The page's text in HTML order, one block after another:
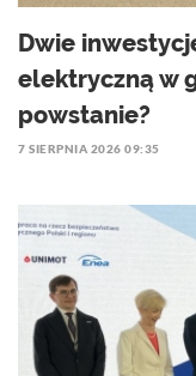
Dwie
elektryczną w
powstanie?
7 SIERPNIA 2026 09:35